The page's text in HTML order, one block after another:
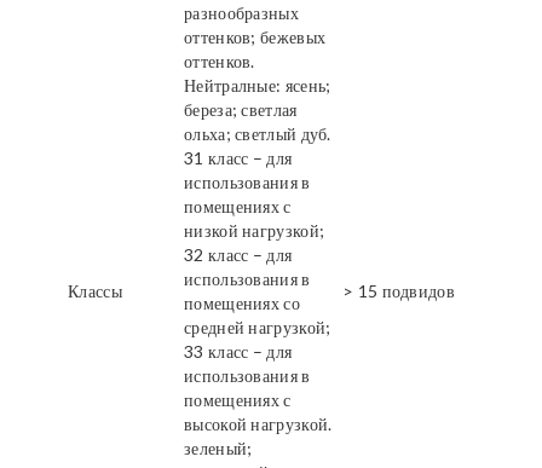
разнообразных
оттенков; бежевых
оттенков.
Нейтралные: ясень;
береза; светлая
ольха; светлый дуб.
Классы
31 класс – для
использования в
помещениях с
низкой нагрузкой;
32 класс – для
использования в
помещениях со
средней нагрузкой;
33 класс – для
использования в
помещениях с
высокой нагрузкой.
> 15 подвидов
зеленый;